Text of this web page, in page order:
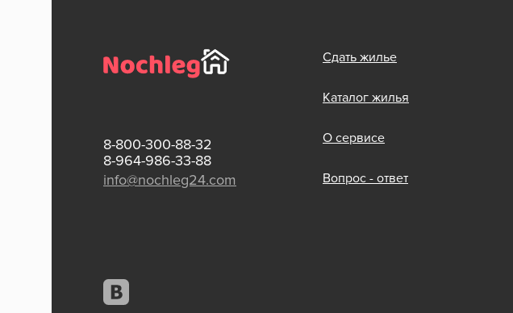
8-800-300-88-32
8-964-986-33-88
info@nochleg24.com
Сдать жилье
Каталог жилья
О сервисе
Вопрос - ответ